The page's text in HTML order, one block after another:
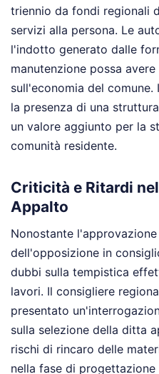
triennio da fondi regionali
servizi alla persona. Le
l'indotto generato dalle
manutenzione possa
sull'economia del
la presenza di una
un valore aggiunto per la
comunità residente.
Criticità e Ritardi
Appalto
Nonostante
dell'opposizione in
dubbi sulla tempistica
lavori. Il consigliere
presentato
sulla selezione della ditta
rischi di rincaro delle
nella fase di